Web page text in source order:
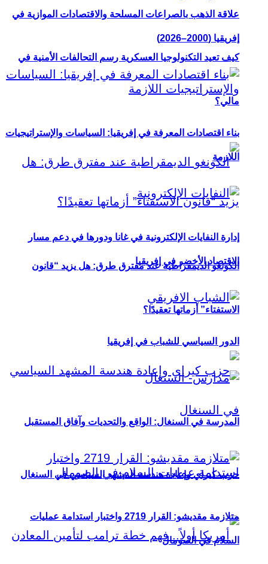
كيف تعيد التكنولوجيا العسكرية رسم التحالفات الأمنية في
مالي؟
الكونغو الديمقراطية عند مفترق طرق: هل يزيد “قانون
الاستفتاء” أزماتها تعقيدًا؟
حزب كيراي وإعادة هندسة المشهد السياسي في السنغال
علاقة الذهب بالصراعات المسلحة والاقتصادات الموازية في
إفريقيا (2000–2026)
بناء اقتصادات المعرفة في إفريقيا: السياسات والإستراتيجيات
اللازمة
إدارة النفايات الإلكترونية في غانا ودورها في دعم مسار
الاقتصاد الأخضر في إفريقيا
الدور السياسي للشباب في إفريقيا
المدرسة في السنغال: الواقع والتحديات وآفاق المستقبل
متلازمة مقديشو: القرار 2719 واختبار استدامة عمليات
السلام في الصومال